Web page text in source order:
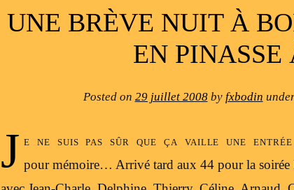
UNE BRÈVE NUIT À
EN
Posted on 29 juillet 2008by fxbodin
J e ne suis pas sûr que ça vaille une
pour mémoire… Arrivé tard aux 44 pour la soirée